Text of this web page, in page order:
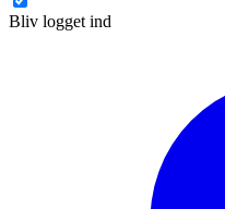
Bliv logget ind